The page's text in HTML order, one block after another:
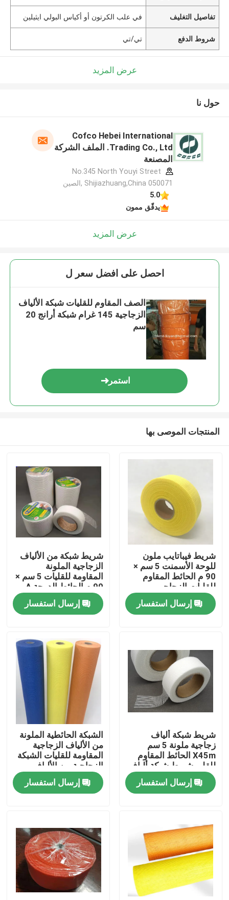
منزل
حول بنا
ضبط الجودة
اتصل بنا
طلب اقتباس
الستار المغناطيسي للباب
شاشة النافذة
شبكة ظلال PE
تفاصيل التغليف في علب الكرتون أو أكياس البولي ايثيلين
شروط الدفع تي/تي
عرض المزيد
حول نا
Cofco Hebei International
Trading Co., Ltd. الملف الشركة
المصنعة
No.345 North Youyi Street
Shijiazhuang,China 050071 ,الصين
5.0
يدقّق ممون
عرض المزيد
احصل على افضل سعر ل
الصف المقاوم للقليات شبكة الألياف
الزجاجية 145 غرام شبكة أرانج 20
سم
استمر
المنتجات الموصى بها
شريط فيباتايب ملون
للوحة الأسمنت 5 سم ×
90 م الحائط المقاوم
للقليات الزجاجي
الصناعي الصف A
إرسال استفسار
شريط شبكة من الألياف
الزجاجية الملونة
المقاومة للقليات 5 سم ×
90 م الحائط الدرجة A
إرسال استفسار
شريط شبكة ألياف
زجاجية ملونة 5 سم
X45m الحائط المقاوم
للقلي شريط شبكة ألياف
زجاجية ملصق
إرسال استفسار
الشبكة الحائطية الملونة
من الألياف الزجاجية
المقاومة للقليات الشبكة
الزجاجية من الألياف
الزجاجية من الدرجة A
إرسال استفسار